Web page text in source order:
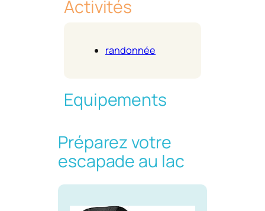
Activités
randonnée
Equipements
Préparez votre
escapade au lac